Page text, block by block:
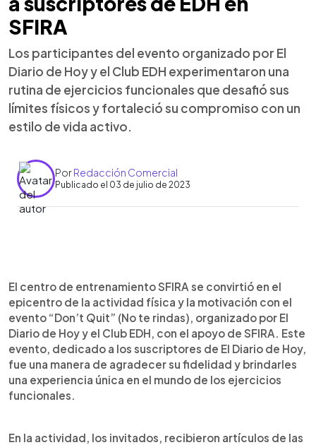
SFIRA
Los participantes del evento organizado por El
Diario de Hoy y el Club EDH experimentaron una
rutina de ejercicios funcionales que desafió sus
límites físicos y fortaleció su compromiso con un
estilo de vida activo.
PorRedacción Comercial
Publicado el 03 de julio de 2023
El centro de entrenamiento SFIRA se convirtió en el
epicentro de la actividad física y la motivación con el
evento “Don’t Quit” (No te rindas), organizado por El
Diario de Hoy y el Club EDH, con el apoyo de SFIRA. Este
evento, dedicado a los suscriptores de El Diario de Hoy,
fue una manera de agradecer su fidelidad y brindarles
una experiencia única en el mundo de los ejercicios
funcionales.
En la actividad, los invitados, recibieron artículos de las